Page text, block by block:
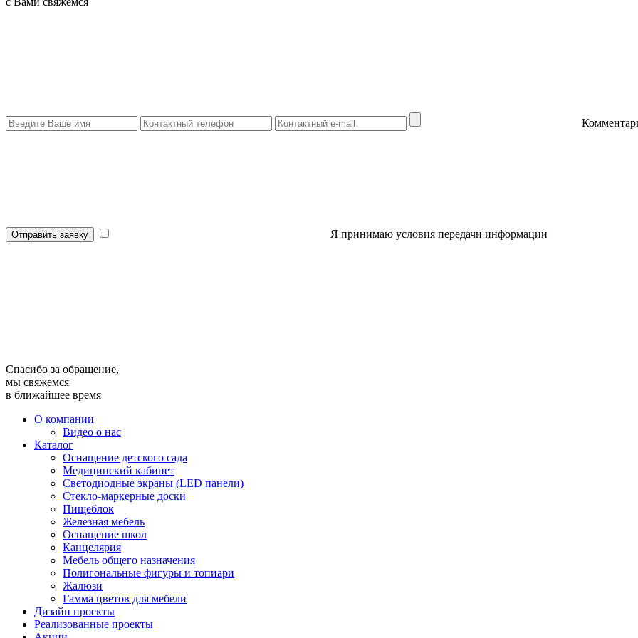
Отправить заявку Я принимаю условия передачи информации
Спасибо за обращение,
мы свяжемся
в ближайшее время
О компании
Видео о нас
Каталог
Оснащение детского сада
Медицинский кабинет
Светодиодные экраны (LED панели)
Стекло-маркерные доски
Пищеблок
Железная мебель
Оснащение школ
Канцелярия
Мебель общего назначения
Полигональные фигуры и топиари
Жалюзи
Гамма цветов для мебели
Дизайн проекты
Реализованные проекты